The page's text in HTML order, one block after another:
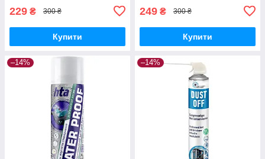
229 ₴ 300 ₴
Купити
249 ₴ 300 ₴
Купити
–14% –14%